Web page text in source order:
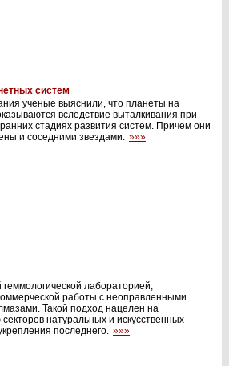
систем
ученые выяснили, что планеты на
вследствие выталкивания при
стадиях развития систем. Причем они
и соседними звездами. »»»
геммологической лабораторией,
работы с неоправленными
Такой подход нацелен на
натуральных и искусственных
последнего. »»»